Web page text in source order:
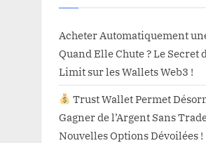
Acheter Automatiquement
Quand Elle Chute ? Le Secret
Limit sur les Wallets Web3 !
Trust Wallet Permet
Gagner de l’Argent Sans
Nouvelles Options Dévoilées !